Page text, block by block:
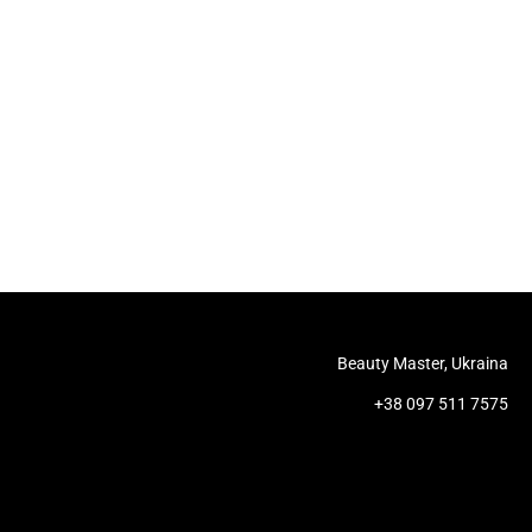
Beauty Master, Ukraina
+38 097 511 7575